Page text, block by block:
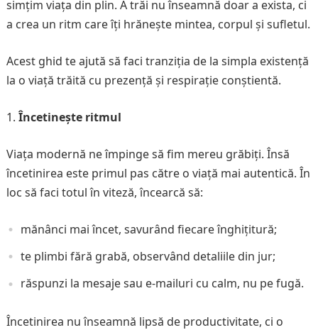
simțim viața din plin. A trăi nu înseamnă doar a exista, ci
a crea un ritm care îți hrănește mintea, corpul și sufletul.
Acest ghid te ajută să faci tranziția de la simpla existență
la o viață trăită cu prezență și respirație conștientă.
Încetinește ritmul
Viața modernă ne împinge să fim mereu grăbiți. Însă
încetinirea este primul pas către o viață mai autentică. În
loc să faci totul în viteză, încearcă să:
mănânci mai încet, savurând fiecare înghițitură;
te plimbi fără grabă, observând detaliile din jur;
răspunzi la mesaje sau e-mailuri cu calm, nu pe fugă.
Încetinirea nu înseamnă lipsă de productivitate, ci o